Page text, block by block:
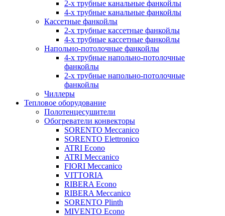
2-х трубные канальные фанкойлы
4-х трубные канальные фанкойлы
Кассетные фанкойлы
2-х трубные кассетные фанкойлы
4-х трубные кассетные фанкойлы
Напольно-потолочные фанкойлы
4-х трубные напольно-потолочные
фанкойлы
2-х трубные напольно-потолочные
фанкойлы
Чиллеры
Тепловое оборудование
Полотенцесушители
Обогреватели конвекторы
SORENTO Meccanico
SORENTO Elettronico
ATRI Econo
ATRI Meccanico
FIORI Meccanico
VITTORIA
RIBERA Econo
RIBERA Meccanico
SORENTO Plinth
MIVENTO Econo